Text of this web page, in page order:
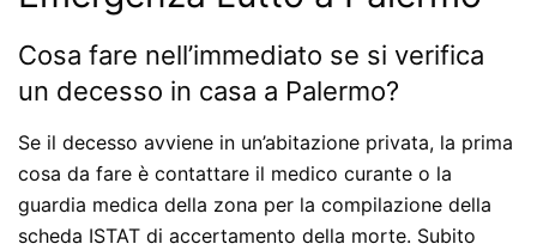
Cosa fare nell’immediato se si verifica
un decesso in casa a Palermo?
Se il decesso avviene in un’abitazione privata, la prima
cosa da fare è contattare il medico curante o la
guardia medica della zona per la compilazione della
scheda ISTAT di accertamento della morte. Subito